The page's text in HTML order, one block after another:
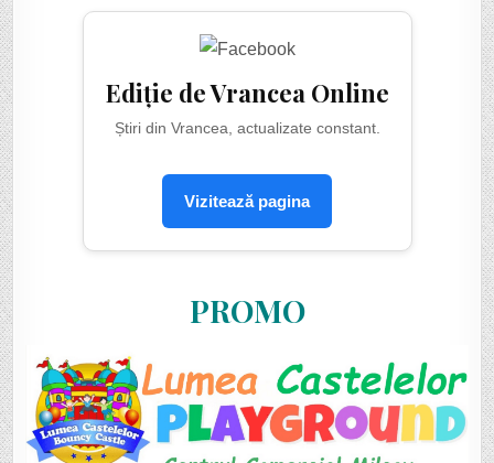
Ediție de Vrancea Online
Știri din Vrancea, actualizate constant.
Vizitează pagina
PROMO